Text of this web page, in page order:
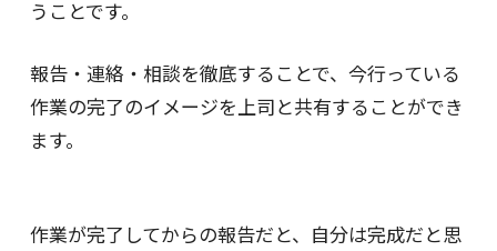
うことです。
報告・連絡・相談を徹底することで、今行っている
作業の完了のイメージを上司と共有することができ
ます。
作業が完了してからの報告だと、自分は完成だと思